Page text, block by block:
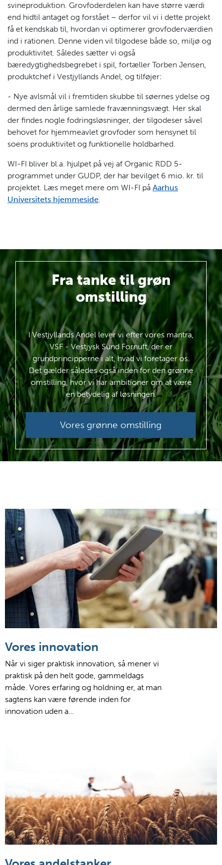
svineproduktion. Grovfoderdelen kan have større værdi
end hidtil antaget og forstået – derfor vil vi i dette projekt
få et kendskab til, hvordan vi optimerer grovfoderværdien
ind i rationen. Denne viden vil tilgodese både so, miljø og
produktivitet. Således sætter vi også
bæredygtighedsbegrebet i spil, fortæller Torben Jensen,
produktchef i Vestjyllands Andel, og tilføjer:
- Nye avlsmål vil i fremtiden skubbe til søernes ydelse og
dermed den årlige samlede fravænningsvægt. Her skal
der findes nogle fodringsløsninger, der tilgodeser såvel
behovet for hjemmeavlet grovfoder som hensynet til
soens produktivitet og funktionelle holdbarhed.
WI-FI bliver bl.a. hjulpet på vej af Organic RDD 5-
programmet under GUDP, der har bevilget 6 mio. kr. til
projektet. Læs meget mere om WI-FI på Aarhus
Universitets hjemmeside.
Fra tanketil grøn
omstilling
I Vestjyllands Andel lever vi efter vores mantra,
VSF - Vestjysk Sund Fornuft, der er
grundprincipperne i alt, hvad vi foretager os.
Det gælder således også inden for den grønne
omstilling, hvor vi har ambitioner om at være
en betydelig af løsningen.
Vores grønne omstilling
Vores innovation
Når vi siger praktisk innovation, så mener vi
praktisk på den helt gode, gammeldags
måde. Vores erfaring og holdning er, at man
sagtens kan være førende inden for
innovation uden a…